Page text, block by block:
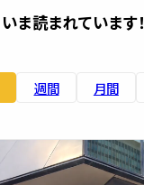
いま読まれています！
週間 月間